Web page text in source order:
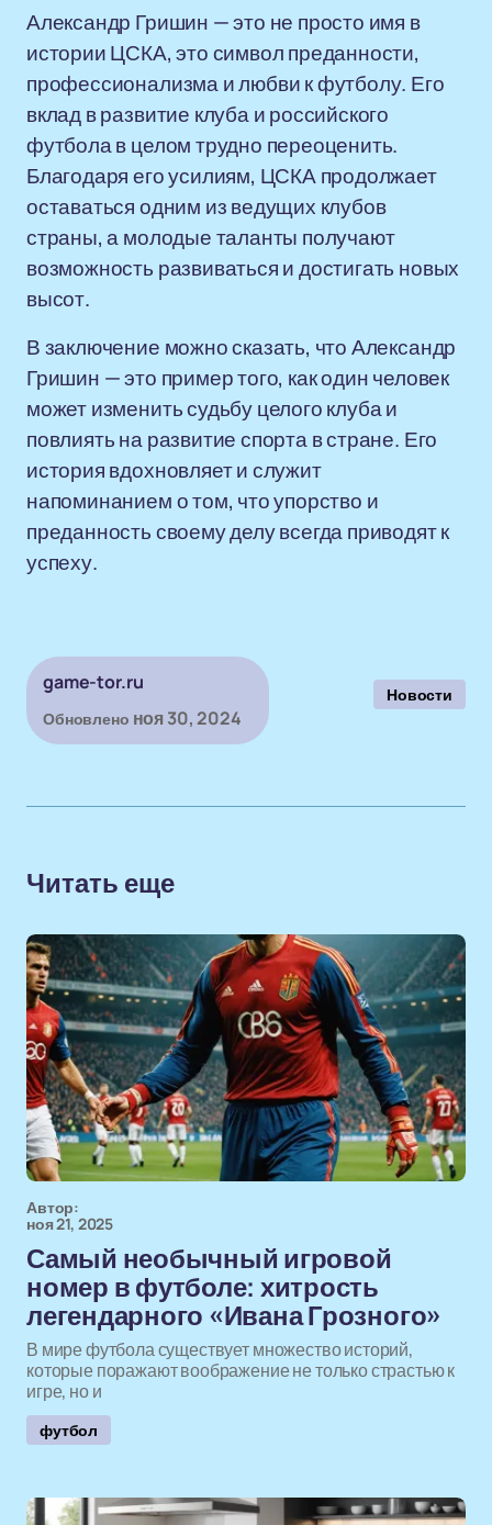
Александр Гришин — это не просто имя в
истории ЦСКА, это символ преданности,
профессионализма и любви к футболу. Его
вклад в развитие клуба и российского
футбола в целом трудно переоценить.
Благодаря его усилиям, ЦСКА продолжает
оставаться одним из ведущих клубов
страны, а молодые таланты получают
возможность развиваться и достигать новых
высот.
В заключение можно сказать, что Александр
Гришин — это пример того, как один человек
может изменить судьбу целого клуба и
повлиять на развитие спорта в стране. Его
история вдохновляет и служит
напоминанием о том, что упорство и
преданность своему делу всегда приводят к
успеху.
game-tor.ru
Обновлено ноя 30, 2024
Новости
Читать еще
Автор:
ноя 21, 2025
Самый необычный игровой
номер в футболе: хитрость
легендарного «Ивана Грозного»
В мире футбола существует множество историй,
которые поражают воображение не только страстью к
игре, но и
футбол